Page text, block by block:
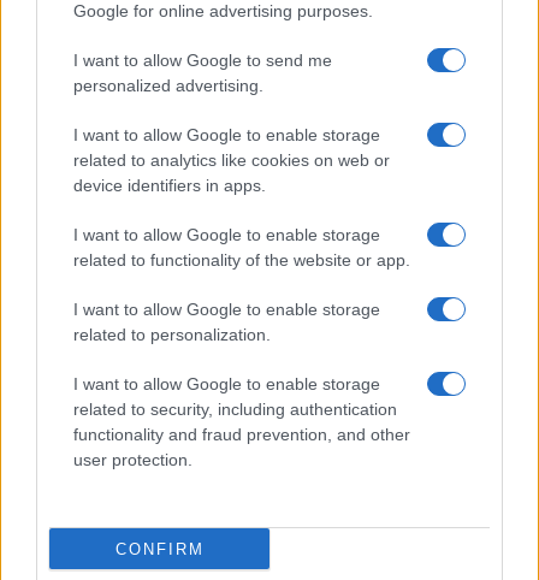
Google for online advertising purposes.
I want to allow Google to send me
personalized advertising.
I want to allow Google to enable storage
related to analytics like cookies on web or
device identifiers in apps.
I want to allow Google to enable storage
related to functionality of the website or app.
I want to allow Google to enable storage
related to personalization.
I want to allow Google to enable storage
related to security, including authentication
functionality and fraud prevention, and other
user protection.
CONFIRM
Facebook
Cookie Policy
Syndication
Globalist
Globalscience
Globalsport
Culture
Salute
Megachip
GiULia
Prima Pagina
Giornale dello
Spettacolo
Wondernet
Giuliana Sgrena